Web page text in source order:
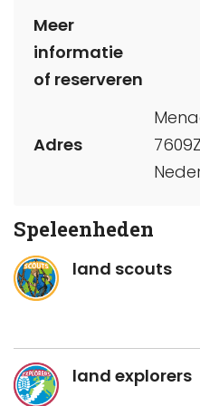
Meer
informatie
of reserveren
Adres
Speleenheden
land scouts
land explorers